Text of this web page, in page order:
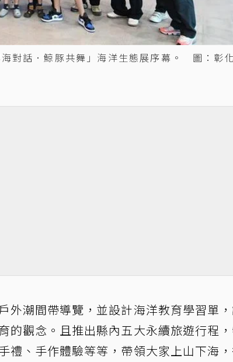
對話．鯨豚共舞」海洋生態展序幕。 圖：彰
外潮間帶導覽，並設計海洋教育學習單
的觀念。且推出縣內五大永續旅遊行程
禮、手作體驗等等，帶領大家上山下海